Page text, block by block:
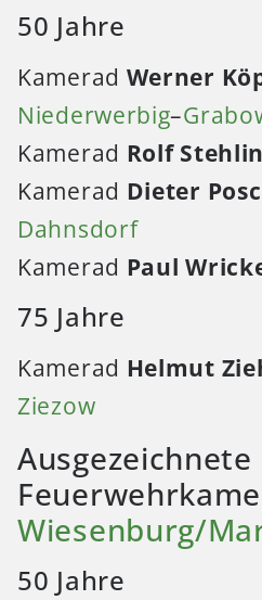
50 Jahre
Kamerad Werner
Niederwerbig–
Kamerad Rolf
Kamerad Dieter
Dahnsdorf
Kamerad Paul
75 Jahre
Kamerad Helmut
Ziezow
Ausgezeichnete
Wiesenburg/
50 Jahre